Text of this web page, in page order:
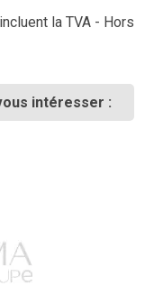
la TVA - Hors
intéresser :